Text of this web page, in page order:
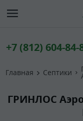
+7 (812) 604-84-
Главная Септики
ГРИНЛОС